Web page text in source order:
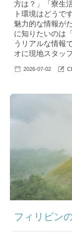
方は？」「寮生
ト環境はどうで
魅力的な情報が
に知りたいのは
うリアルな情報
オに現地スタッ
2026-07-02
フィリピン